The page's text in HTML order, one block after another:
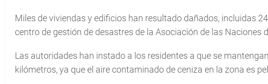
Miles de viviendas y edificios han resultado dañados, incluidas
centro de gestión de desastres de la Asociación de las Naciones
Las autoridades han instado a los residentes a que se
kilómetros, ya que el aire contaminado de ceniza en la zona es